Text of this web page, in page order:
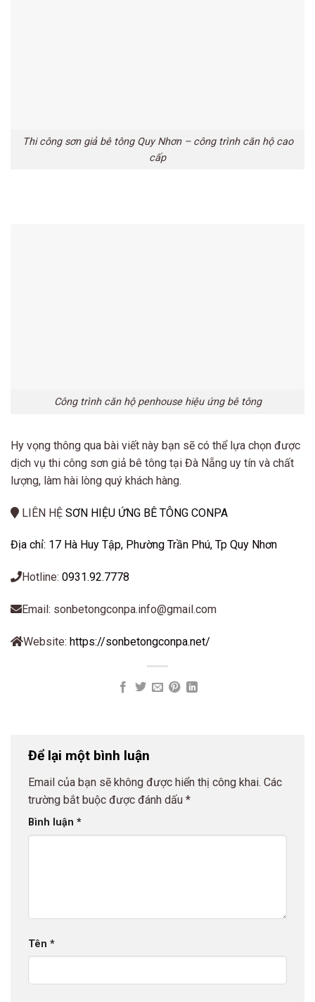
Thi công sơn giả bê tông Quy Nhơn – công trình căn hộ cao
cấp
Công trình căn hộ penhouse hiệu ứng bê tông
Hy vọng thông qua bài viết này bạn sẽ có thể lựa chọn được
dịch vụ thi công sơn giả bê tông tại Đà Nẵng uy tín và chất
lượng, làm hài lòng quý khách hàng.
LIÊN HỆ SƠN HIỆU ỨNG BÊ TÔNG CONPA
Địa chỉ: 17 Hà Huy Tập, Phường Trần Phú, Tp Quy Nhơn
Hotline: 0931.92.7778
Email: sonbetongconpa.info@gmail.com
Website: https://sonbetongconpa.net/
Để lại một bình luận
Email của bạn sẽ không được hiển thị công khai. Các
trường bắt buộc được đánh dấu *
Bình luận *
Tên *